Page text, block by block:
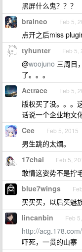
黑屏什么鬼？？？
braineo Feb 5,
点开之后miss
tyhunter Feb 5,
@woojuno 三周目
了。。。
Actrace Feb 5,
版权买了没。。。
话说一个企业地文
Cee Feb 5, 2015
男生跳的太爛。
17chai Feb 5,
敢情这姿势不是拧
blue7wings
买买买，以后买魅
lincanbin Feb
http://
吓死，一贯的山寨